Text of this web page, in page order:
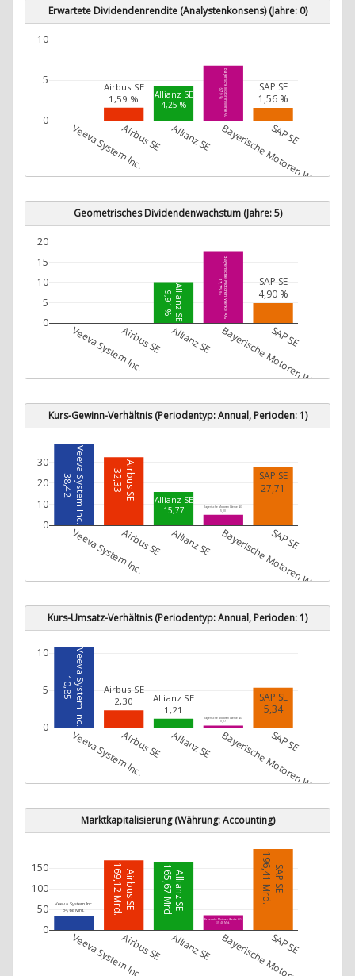
Erwartete Dividendenrendite (Analystenkonsens) (Jahre: 0)
Airbus SE
1,59 % Allianz SE
4,25 % Bayerische Motoren Werke AG
6,79 % SAP SE
1,56 %
Veeva System Inc.
Airbus SE Allianz SE Bayerische Motoren Werke AG
SAP SE
0
5
10
Geometrisches Dividendenwachstum (Jahre: 5)
Allianz SE
9,91 % Bayerische Motoren Werke AG
17,75 % SAP SE
4,90 %
Veeva System Inc.
Airbus SE Allianz SE Bayerische Motoren Werke AG
SAP SE
0
5
10
15
20
Kurs-Gewinn-Verhältnis (Periodentyp: Annual, Perioden: 1)
Veeva System Inc.
38,42 Airbus SE
32,33
Allianz SE
15,77 Bayerische Motoren Werke AG
5,00
SAP SE
27,71
Veeva System Inc.
Airbus SE Allianz SE Bayerische Motoren Werke AG
SAP SE
0
10
20
30
Kurs-Umsatz-Verhältnis (Periodentyp: Annual, Perioden: 1)
Veeva System Inc.
10,85 Airbus SE
2,30 Allianz SE
1,21
Bayerische Motoren Werke AG
0,27
SAP SE
5,34
Veeva System Inc.
Airbus SE Allianz SE Bayerische Motoren Werke AG
SAP SE
0
5
10
Marktkapitalisierung (Währung: Accounting)
Veeva System Inc.
34,68 Mrd.
Airbus SE
169,12 Mrd. Allianz SE
165,67 Mrd.
Bayerische Motoren Werke AG
35,48 Mrd.
SAP SE
196,41 Mrd.
Veeva System Inc.
Airbus SE Allianz SE SAP SE
0
50
100
150